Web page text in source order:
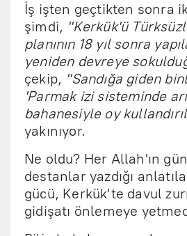
İş işten geçtikten sonra
şimdi, "Kerkük'ü
planının 18 yıl sonra
yeniden devreye
çekip, "Sandığa giden
'Parmak izi sisteminde
bahanesiyle oy
yakınıyor.
Ne oldu? Her Allah'ın
destanlar yazdığı
gücü, Kerkük'te davul
gidişatı önlemeye